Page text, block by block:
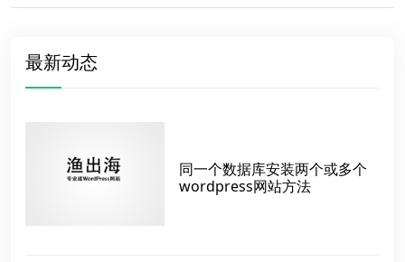
最新动态
同一个数据库安装两个或多个
wordpress网站方法